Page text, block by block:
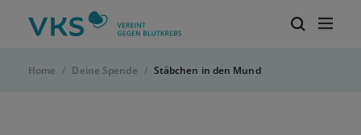
Zur Startseite von VKS-Deutschland
Home Deine Spende Stäbchen in den Mund